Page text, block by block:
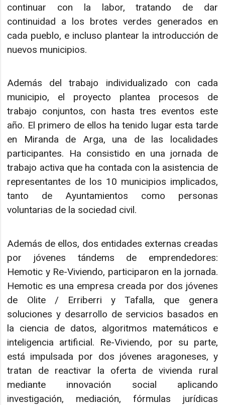
continuar con la labor, tratando de dar
continuidad a los brotes verdes generados en
cada pueblo, e incluso plantear la introducción de
nuevos municipios.
Además del trabajo individualizado con cada
municipio, el proyecto plantea procesos de
trabajo conjuntos, con hasta tres eventos este
año. El primero de ellos ha tenido lugar esta tarde
en Miranda de Arga, una de las localidades
participantes. Ha consistido en una jornada de
trabajo activa que ha contada con la asistencia de
representantes de los 10 municipios implicados,
tanto de Ayuntamientos como personas
voluntarias de la sociedad civil.
Además de ellos, dos entidades externas creadas
por jóvenes tándems de emprendedores:
Hemotic y Re-Viviendo, participaron en la jornada.
Hemotic es una empresa creada por dos jóvenes
de Olite / Erriberri y Tafalla, que genera
soluciones y desarrollo de servicios basados en
la ciencia de datos, algoritmos matemáticos e
inteligencia artificial. Re-Viviendo, por su parte,
está impulsada por dos jóvenes aragoneses, y
tratan de reactivar la oferta de vivienda rural
mediante innovación social aplicando
investigación, mediación, fórmulas jurídicas